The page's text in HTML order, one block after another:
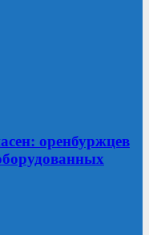
оренбуржцев